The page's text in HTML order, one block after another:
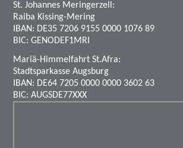
St. Johannes Meringerzell:
Raiba Kissing-Mering
IBAN: DE35 7206 9155 0000 1076 89
BIC: GENODEF1MRI
Mariä-Himmelfahrt St.Afra:
Stadtsparkasse Augsburg
IBAN: DE64 7205 0000 0000 3602 63
BIC: AUGSDE77XXX